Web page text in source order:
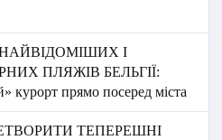
І
ПЛЯЖІВ БЕЛЬГІЇ:
курорт прямо посеред міста
ТЕПЕРЕШНІ